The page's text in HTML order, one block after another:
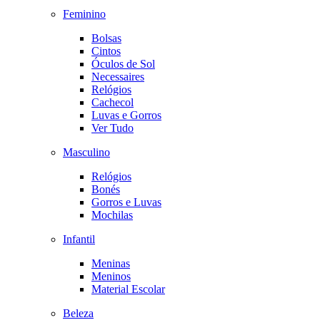
Feminino
Bolsas
Cintos
Óculos de Sol
Necessaires
Relógios
Cachecol
Luvas e Gorros
Ver Tudo
Masculino
Relógios
Bonés
Gorros e Luvas
Mochilas
Infantil
Meninas
Meninos
Material Escolar
Beleza